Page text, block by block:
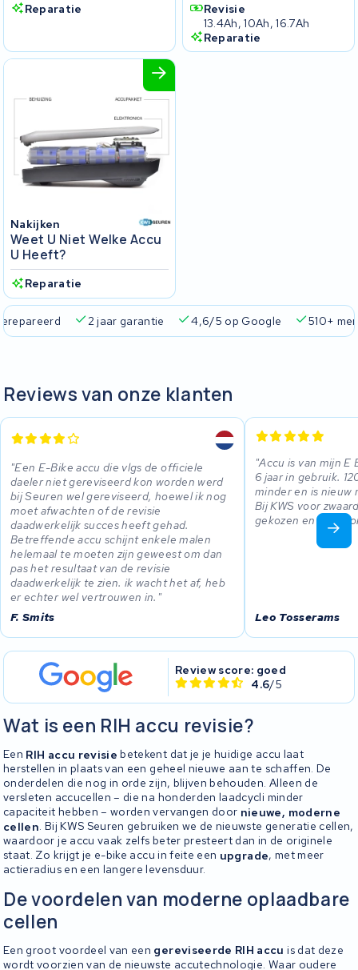
Reparatie
Revisie
13.4Ah, 10Ah, 16.7Ah
Reparatie
Nakijken
Weet U Niet Welke Accu
U Heeft?
Reparatie
4,6/5 op Google 510+ merken 825+ accu's
Reviews van onze klanten
Een E-Bike accu die vlgs de officiele
daeler niet gereviseerd kon worden werd
bij Seuren wel gereviseerd, hoewel ik nog
moet afwachten of de revisie
daadwerkelijk succes heeft gehad.
Betreffende accu schijnt enkele malen
helemaal te moeten zijn geweest om dan
pas het resultaat van de revisie
daadwerkelijk te zien. ik wacht het af, heb
er echter wel vertrouwen in.
F. Smits
Accu is van mijn E
6 jaar in gebruik.
minder en is nieuw
Bij KWS voor
gekozen en dat
Leo Tosserams
Review score: goed
4.6/5
Wat is een RIH accu revisie?
Een RIH accu revisie betekent dat je je huidige accu laat
herstellen in plaats van een geheel nieuwe aan te schaffen. De
onderdelen die nog in orde zijn, blijven behouden. Alleen de
versleten accucellen – die na honderden laadcycli minder
capaciteit hebben – worden vervangen door nieuwe, moderne
cellen. Bij KWS Seuren gebruiken we de nieuwste generatie cellen,
waardoor je accu vaak zelfs beter presteert dan in de originele
staat. Zo krijgt je e-bike accu in feite een upgrade, met meer
actieradius en een langere levensduur.
De voordelen van moderne oplaadbare
cellen
Een groot voordeel van een gereviseerde RIH accu is dat deze
wordt voorzien van de nieuwste accutechnologie. Waar oudere